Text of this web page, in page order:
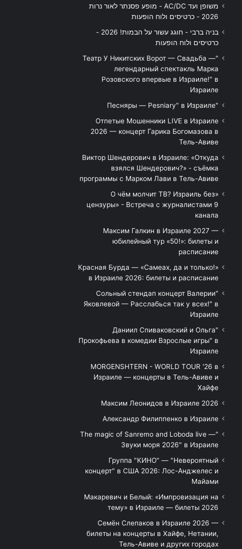
משופן ועד AC/DC - מופע פסנתר לאור נרות
2026 - כרטיסים ולוח הופעות
בניה ברבי - חוגג עשור על הבמות! 2026 -
כרטיסים ולוח הופעות
"Театр У Никитских Ворот — Свадьба —
легендарный спектакль Марка
Розовского впервые в Израиле!" в
Израиле
"Песняры — Pesniary" в Израиле
Отпетые Мошенники LIVE в Израиле
2026 — концерт Гарика Богомазова в
Тель-Авиве
Виктор Шендерович в Израиле: «Откуда
взялся Шендерович?» - съёмка
программы с Марком Лави в Тель-Авиве
«О чём молчит ТВ? Израиль без
цензуры» - Встреча с журналистами 9
канала
Максим Галкин в Израиле 2027 —
юбилейный тур «50!»: билеты и
расписание
Красная Бурда — «Самеах, да и только!»
в Израиле 2026: билеты и расписание
"Сольный стендап концерт Валерии
Яковлевой — Расслабься так у всех!" в
Израиле
"Даниил Спиваковский и Ольга
Прокофьева в комедии Взрослые игры" в
Израиле
MORGENSHTERN - WORLD TOUR '26 в
Израиле — концерты в Тель-Авиве и
Хайфе
Максим Леонидов в Израиле 2026
Александр Филиппенко в Израиле
"The magic of Sanremo and Loboda live —
Звуки моря 2026" в Израиле
Группа "КИНО" — "Невероятный
концерт" в США 2026: Лос-Анджелес и
Майами
Макаревич и Белый: «Импровизация на
тему» в Израиле — билеты 2026
Семён Слепаков в Израиле 2026 —
билеты на концерты в Хайфе, Нетании,
Тель-Авиве и других городах